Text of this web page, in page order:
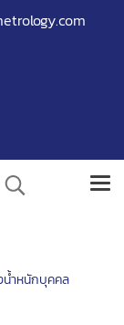
น้ำหนักบุคคล